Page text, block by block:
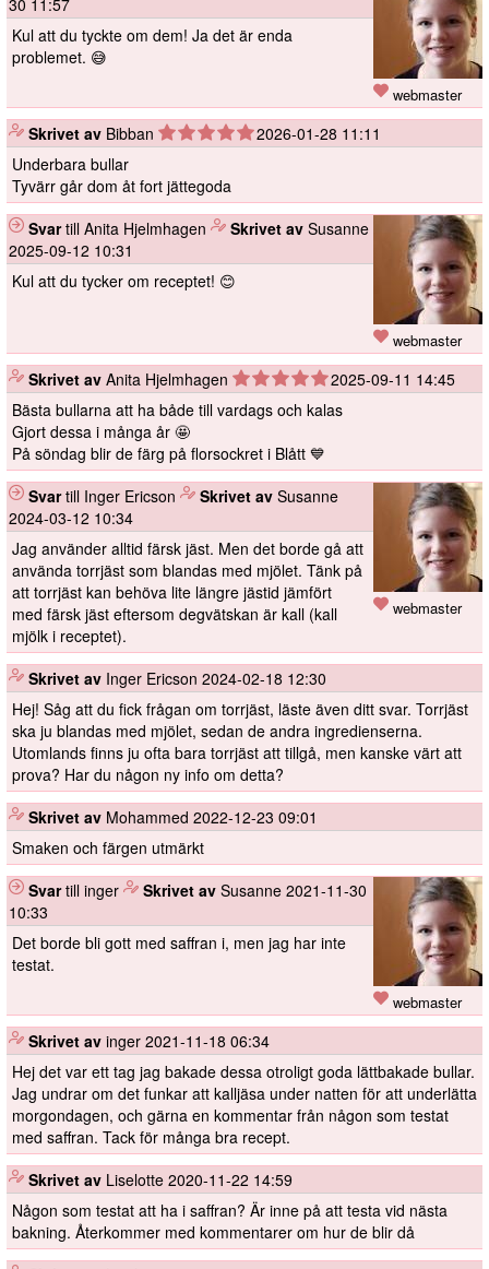
webmaster
30 11:57
Kul att du tyckte om dem! Ja det är enda
problemet. 😅
Skrivet av Bibban
2026-01-28 11:11
Underbara bullar
Tyvärr går dom åt fort jättegoda
webmaster
Svartill Anita Hjelmhagen Skrivet av Susanne
2025-09-12 10:31
Kul att du tycker om receptet! 😊
Skrivet av Anita Hjelmhagen
2025-09-11 14:45
Bästa bullarna att ha både till vardags och kalas
Gjort dessa i många år 🤩
På söndag blir de färg på florsockret i Blått 💙
webmaster
Svartill Inger Ericson Skrivet av Susanne
2024-03-12 10:34
Jag använder alltid färsk jäst. Men det borde gå att
använda torrjäst som blandas med mjölet. Tänk på
att torrjäst kan behöva lite längre jästid jämfört
med färsk jäst eftersom degvätskan är kall (kall
mjölk i receptet).
Skrivet av Inger Ericson 2024-02-18 12:30
Hej! Såg att du fick frågan om torrjäst, läste även ditt svar. Torrjäst
ska ju blandas med mjölet, sedan de andra ingredienserna.
Utomlands finns ju ofta bara torrjäst att tillgå, men kanske värt att
prova? Har du någon ny info om detta?
Skrivet av Mohammed 2022-12-23 09:01
Smaken och färgen utmärkt
webmaster
Svartill inger Skrivet av Susanne 2021-11-30
10:33
Det borde bli gott med saffran i, men jag har inte
testat.
Skrivet av inger 2021-11-18 06:34
Hej det var ett tag jag bakade dessa otroligt goda lättbakade bullar.
Jag undrar om det funkar att kalljäsa under natten för att underlätta
morgondagen, och gärna en kommentar från någon som testat
med saffran. Tack för många bra recept.
Skrivet av Liselotte 2020-11-22 14:59
Någon som testat att ha i saffran? Är inne på att testa vid nästa
bakning. Återkommer med kommentarer om hur de blir då